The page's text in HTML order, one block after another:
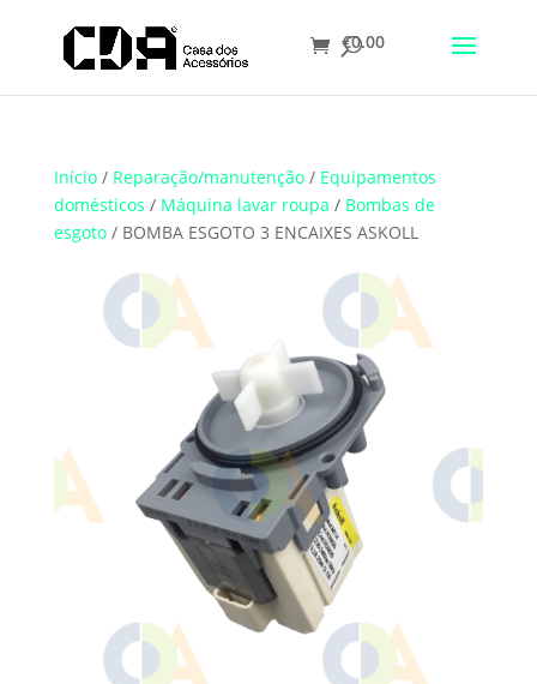
Translate
€0.00
Início/ Reparação/manutenção/ Equipamentos
domésticos / Máquina lavar roupa / Bombas de
esgoto/ BOMBA ESGOTO 3 ENCAIXES ASKOLL